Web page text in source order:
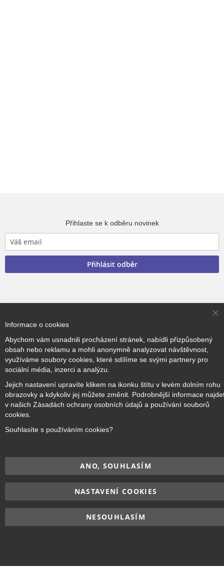
Přihlaste se k odběru novinek
Přihlásit odběr
Informace o cookies
Abychom vám usnadnili procházení stránek, nabídli přizpůsobený
obsah nebo reklamu a mohli anonymně analyzovat návštěvnost,
využíváme soubory cookies, které sdílíme se svými partnery pro
sociální média, inzerci a analýzu.
Jejich nastavení upravíte klikem na ikonku štítu v levém dolním rohu
obrazovky a kdykoliv jej můžete změnit. Podrobnější informace
v našich Zásadách ochrany osobních údajů a používání souborů
cookies.
Souhlasíte s používáním cookies?
ANO, SOUHLASÍM
NASTAVENÍ COOKIES
NESOUHLASÍM